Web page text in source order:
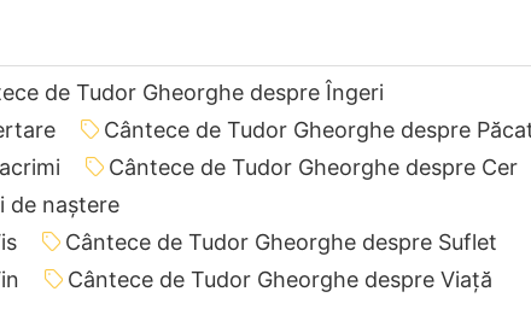
de Tudor Gheorghe despre Îngeri
Cântece de Tudor Gheorghe despre
Cântece de Tudor Gheorghe despre Cer
de naștere
Cântece de Tudor Gheorghe despre Suflet
Cântece de Tudor Gheorghe despre Viață